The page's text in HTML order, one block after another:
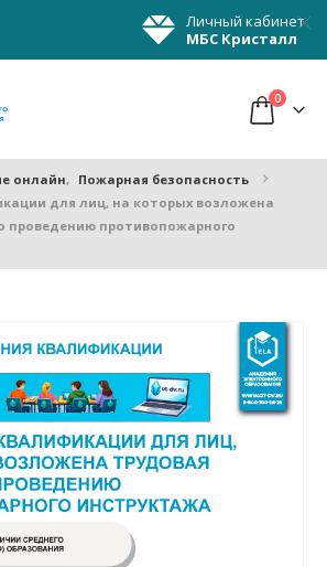
Личный кабинет
МБС Кристалл
0
онлайн, Пожарная безопасность
для лиц, на которых возложена
проведению противопожарного